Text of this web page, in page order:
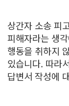
상간자 소송 피
피해자라는 생
행동을 취하지
있습니다. 따라
답변서 작성에